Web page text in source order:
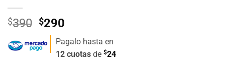
$390 El
precio
original
era:
$290
precio
actual
es:
Pagalo hasta en
12 cuotas de $24